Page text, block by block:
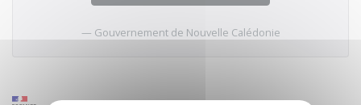
Gouvernement de Nouvelle Calédonie